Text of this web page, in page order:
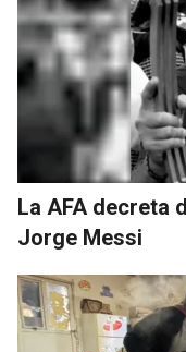
La AFA decreta
Jorge Messi